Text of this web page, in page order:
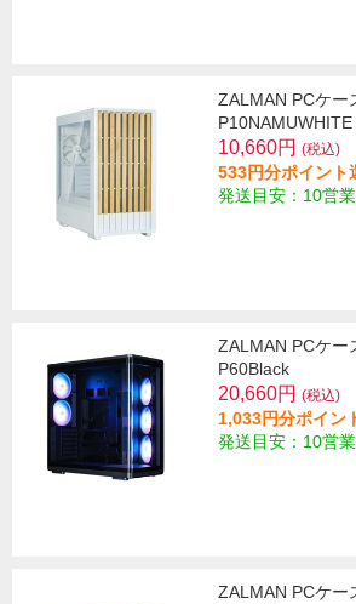
ZALMAN PCケー
P10NAMUWHITE
10,660円 (税込)
533円分ポイント
発送目安：10営
ZALMAN PCケー
P60Black
20,660円 (税込)
1,033円分ポイン
発送目安：10営
ZALMAN PCケー